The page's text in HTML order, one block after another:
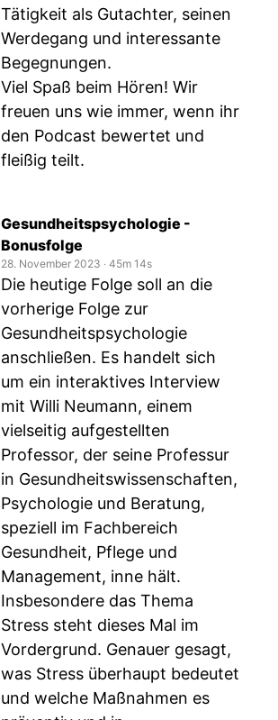
Tätigkeit als Gutachter, seinen
Werdegang und interessante
Begegnungen.
Viel Spaß beim Hören! Wir
freuen uns wie immer, wenn ihr
den Podcast bewertet und
fleißig teilt.
Gesundheitspsychologie -
Bonusfolge
28. November 2023 ‧ 45m 14s
Die heutige Folge soll an die
vorherige Folge zur
Gesundheitspsychologie
anschließen. Es handelt sich
um ein interaktives Interview
mit Willi Neumann, einem
vielseitig aufgestellten
Professor, der seine Professur
in Gesundheitswissenschaften,
Psychologie und Beratung,
speziell im Fachbereich
Gesundheit, Pflege und
Management, inne hält.
Insbesondere das Thema
Stress steht dieses Mal im
Vordergrund. Genauer gesagt,
was Stress überhaupt bedeutet
und welche Maßnahmen es